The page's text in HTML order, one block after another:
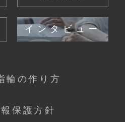
インタビュー
輪の作り方
保護方針